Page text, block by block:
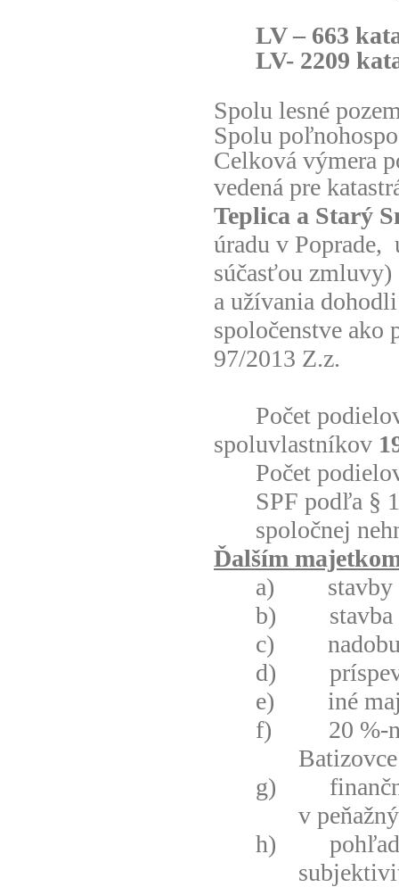
LV – 663
LV- 2209
Spolu lesné
Spolu
Celková výmera
vedená pre
Teplica a Starý
úradu v Poprade,
súčasťou zmluvy)
a užívania
spoločenstve ako
97/2013 Z.z.
Počet
spoluvlastníkov
Počet
SPF podľa §
spoločnej
Ďalším
a)
stavby
b)
c)
d)
e)
iné
f)
20 %-
g)
v
h)